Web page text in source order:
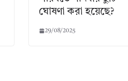
ঘোষণা করা হয়েছে?
29/08/2025